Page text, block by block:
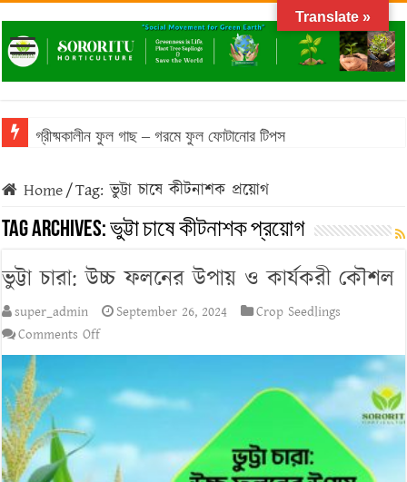
গ্রীষ্মকালীন ফুল গাছ – গরমে ফুল ফোটানোর টিপস
Home/Tag:ভুট্টা চাষে কীটনাশক প্রয়োগ
Tag Archives:ভুট্টা চাষে কীটনাশক প্রয়োগ
ভুট্টা চারা: উচ্চ ফলনের উপায় ও কার্যকরী কৌশল
super_admin September 26, 2024
Crop Seedlings
Comments Offon
ভুট্টা
উচ্চ
উপায়
Translate »